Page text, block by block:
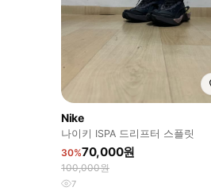
Nike
나이키 ISPA 드리프터 스플릿
30%70,000원
100,000원
7